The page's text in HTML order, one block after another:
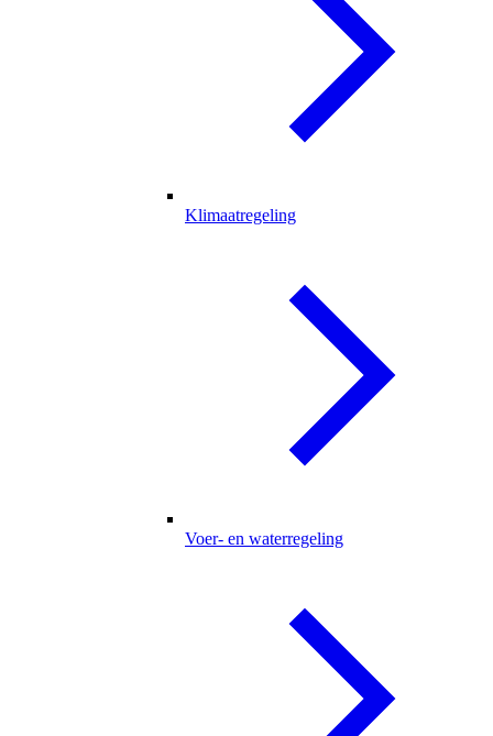
Klimaatregeling
Voer- en waterregeling